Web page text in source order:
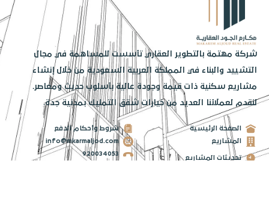
شركة مهتمة بالتطوير العقاري تأسست للمساهمة في مجال
التشييد والبناء في المملكة العربية السعودية من خلال إنشاء
مشاريع سكنية ذات قيمة وجودة عالية بأسلوب حديث ومعاصر.
لنقدم لعملائنا العديد من خيارات شقق التمليك بمدنية جدة.
الصفحة الرئيسية
المشاريع
تحديثات المشاريع
شروط وأحكام الدفع
info@mkarmaljod.com
920034053